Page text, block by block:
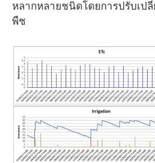
หลากหลายชนิดโดยการปรับเป
พืช